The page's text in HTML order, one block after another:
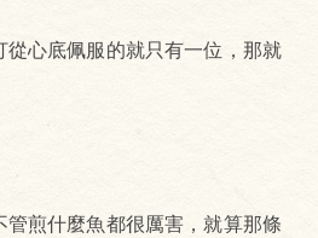
心底佩服的就只有一位，那就
煎什麼魚都很厲害，就算那條